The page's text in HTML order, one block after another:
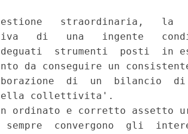
straordinaria,   la
di   una   ingente
strumenti  posti  in
da conseguire un
di  un  bilancio  di
della collettivita'.
ordinato e corretto assetto
convergono  gli